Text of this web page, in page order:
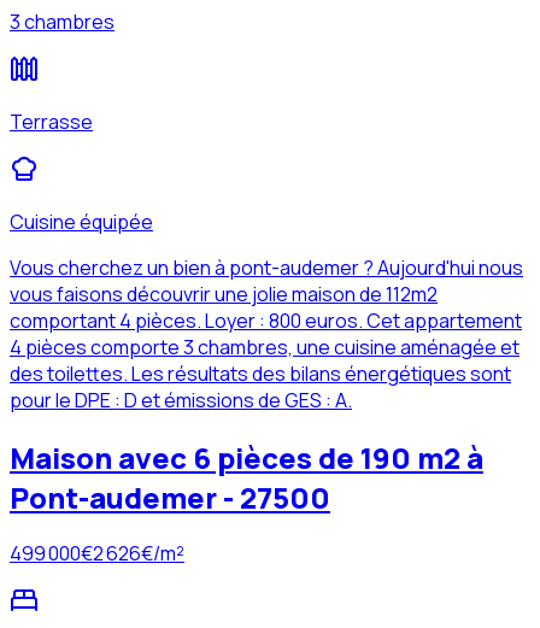
3 chambres
Terrasse
Cuisine équipée
Vous cherchez un bien à pont-audemer ? Aujourd'hui nous
vous faisons découvrir une jolie maison de 112m2
comportant 4 pièces. Loyer : 800 euros. Cet appartement
4 pièces comporte 3 chambres, une cuisine aménagée et
des toilettes. Les résultats des bilans énergétiques sont
pour le DPE : D et émissions de GES : A.
Maison avec 6 pièces de 190 m2 à
Pont-audemer - 27500
499 000€2 626€/m²